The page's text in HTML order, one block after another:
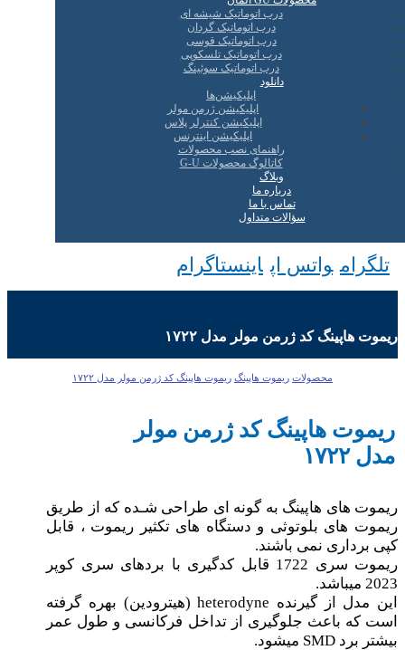
درب اتوماتیک شیشه ای
درب اتوماتیک گردان
درب اتوماتیک قوسی
درب اتوماتیک تلسکوپی
درب اتوماتیک سوئینگ
دانلود
اپلیکیشن‌ها
اپلیکیشن ژرمن مولر
اپلیکیشن کنترلر پلاس
اپلیکیشن اینترنس
راهنمای نصب محصولات
کاتالوگ محصولات G-U
وبلاگ
درباره ما
تماس با ما
سؤالات متداول
تلگرام واتس اپ اینستاگرام
ریموت هاپینگ کد ژرمن مولر مدل ۱۷۲۲
محصولات ریموت هاپینگ ریموت هاپینگ کد ژرمن مولر مدل ۱۷۲۲
ریموت هاپینگ کد ژرمن مولر
مدل ۱۷۲۲
ریموت های هاپینگ به گونه ای طراحی شـده که از طریق
ریموت های بلوتوثی و دستگاه های تکثیر ریموت ، قابل
کپی برداری نمی باشند.
ریموت سری 1722 قابل کدگیری با بردهای سری کوپر
2023 میباشد.
این مدل از گیرنده heterodyne (هیترودین) بهره گرفته
است که باعث جلوگیری از تداخل فرکانسی و طول عمر
بیشتر برد SMD میشود.